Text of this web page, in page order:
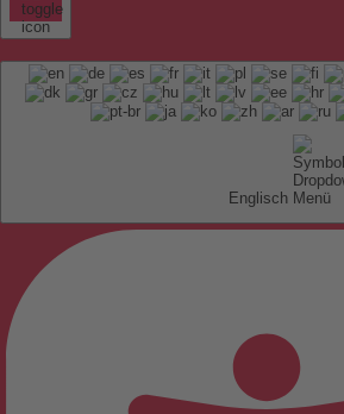
Englisch